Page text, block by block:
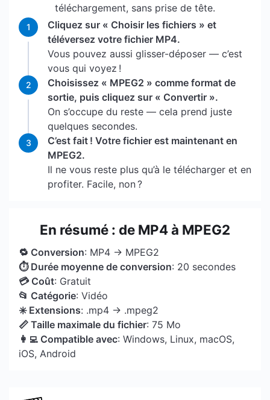
téléchargement, sans prise de tête.
1
Cliquez sur « Choisir les fichiers » et
téléversez votre fichier MP4.
Vous pouvez aussi glisser-déposer — c’est
vous qui voyez !
2
Choisissez « MPEG2 » comme format de
sortie, puis cliquez sur « Convertir ».
On s’occupe du reste — cela prend juste
quelques secondes.
3
C’est fait ! Votre fichier est maintenant en
MPEG2.
Il ne vous reste plus qu’à le télécharger et en
profiter. Facile, non ?
En résumé : de MP4 à MPEG2
🔁 Conversion: MP4 → MPEG2
⏱ Durée moyenne de conversion: 20 secondes
💳 Coût: Gratuit
📂 Catégorie: Vidéo
✳️ Extensions: .mp4 → .mpeg2
📏 Taille maximale du fichier: 75 Mo
👩‍💻 Compatible avec: Windows, Linux, macOS,
iOS, Android